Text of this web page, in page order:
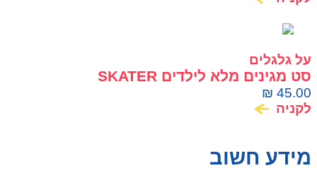
על גלגלים
סט מגינים מלא לילדים SKATER
₪ 45.00
לקניה
מידע חשוב